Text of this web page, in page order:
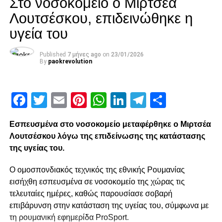
ΔΕΛΤΙΟ ΤΥΠΟΥ
Ο Υφυπουργός Πολιτισμού και Αθλητισμού, κ. Σταύρος
Κοντονής εφαρμόζοντας τις διατάξεις του Νόμου
4049/2012, με βάση τις εισηγήσεις του Αρχηγού της
Ελληνικής Αστυνομίας και της ΔΕΑΒ, υπέγραψε σήμερα
του επαγγελματικού πρωταθλήματος της Superleague
Ελλάδας, αγωνιστικής περιόδου 2016-2017.
Στις εισηγήσεις τους η Ελληνική Αστυνομία και η ΔΕΑΒ
αναφέρουν ρητώς ότι «συντρέχουν οι προϋποθέσεις του
Νόμου που δικαιολογούν τη λήψη διοικητικών μέτρων,
προστασίας του δημοσίου συμφέροντος και εγείρονται
ζητήματα πιθανολογούμενης διασάλευσης της δημόσιας
τάξης και ασφάλειας και διατάραξη της κοινωνικής
ειρήνης.
Υπό τις παρούσες συνθήκες και ως την αποκατάσταση
Λουτσέσκου, επιδεινώθηκε η
υγεία του
Published 7 μήνες ago on 23/01/2026
By paokrevolution
Facebook
Twitter
EmailPinterest
WhatsApp
LinkedIn
Telegram
Εσπευσμένα στο νοσοκομείο μεταφέρθηκε ο Μιρτσέα
Λουτσέσκου λόγω της επιδείνωσης της κατάστασης
της υγείας του.
Ο ομοσπονδιακός τεχνικός της εθνικής Ρουμανίας
εισήχθη εσπευσμένα σε νοσοκομείο της χώρας τις
τελευταίες ημέρες, καθώς παρουσίασε σοβαρή
επιβάρυνση στην κατάσταση της υγείας του, σύμφωνα με
τη ρουμανική εφημερίδα ProSport.